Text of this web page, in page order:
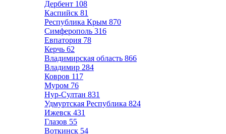
Дербент 108
Каспийск 81
Республика Крым 870
Симферополь 316
Евпатория 78
Керчь 62
Владимирская область 866
Владимир 284
Ковров 117
Муром 76
Нур-Султан 831
Удмуртская Республика 824
Ижевск 431
Глазов 55
Воткинск 54